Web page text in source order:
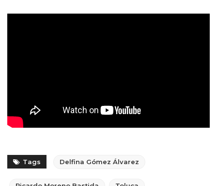
Tags Delfina Gómez Álvarez